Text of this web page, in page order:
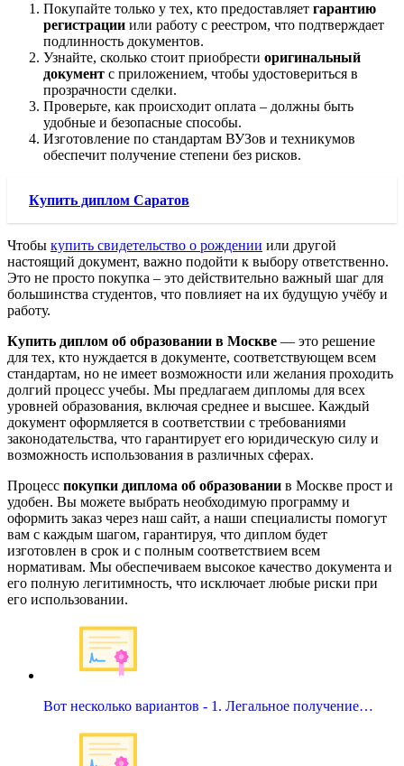
Покупайте только у тех, кто предоставляет гарантию
регистрации или работу с реестром, что подтверждает
подлинность документов.
Узнайте, сколько стоит приобрести оригинальный
документ с приложением, чтобы удостовериться в
прозрачности сделки.
Проверьте, как происходит оплата – должны быть
удобные и безопасные способы.
Изготовление по стандартам ВУЗов и техникумов
обеспечит получение степени без рисков.
Купить диплом Саратов
Чтобы купить свидетельство о рождении или другой
настоящий документ, важно подойти к выбору ответственно.
Это не просто покупка – это действительно важный шаг для
большинства студентов, что повлияет на их будущую учёбу и
работу.
Купить диплом об образовании в Москве — это решение
для тех, кто нуждается в документе, соответствующем всем
стандартам, но не имеет возможности или желания проходить
долгий процесс учебы. Мы предлагаем дипломы для всех
уровней образования, включая среднее и высшее. Каждый
документ оформляется в соответствии с требованиями
законодательства, что гарантирует его юридическую силу и
возможность использования в различных сферах.
Процесс покупки диплома об образовании в Москве прост и
удобен. Вы можете выбрать необходимую программу и
оформить заказ через наш сайт, а наши специалисты помогут
вам с каждым шагом, гарантируя, что диплом будет
изготовлен в срок и с полным соответствием всем
нормативам. Мы обеспечиваем высокое качество документа и
его полную легитимность, что исключает любые риски при
его использовании.
Вот несколько вариантов - 1. Легальное получение…